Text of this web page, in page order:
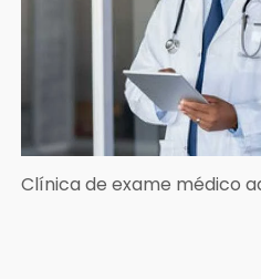
Clínica de exame médico